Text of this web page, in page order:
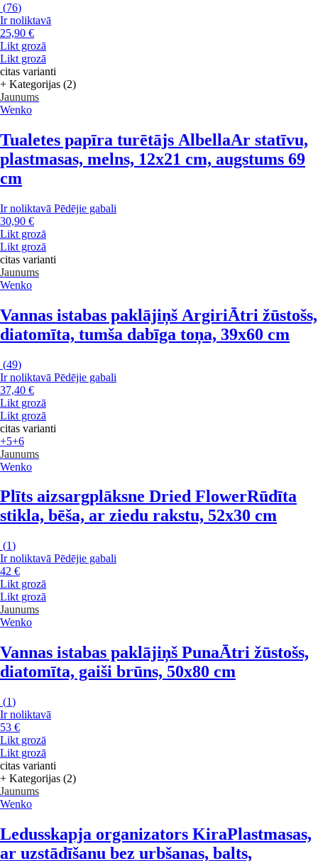
(76)
Ir noliktavā
25,90 €
Likt grozā
Likt grozā
citas varianti
+ Kategorijas (2)
Jaunums
Wenko
Tualetes papīra turētājs AlbellaAr statīvu,
plastmasas, melns, 12x21 cm, augstums 69
cm
Ir noliktavā Pēdējie gabali
30,90 €
Likt grozā
Likt grozā
citas varianti
Jaunums
Wenko
Vannas istabas paklājiņš ArgiriĀtri žūstošs,
diatomīta, tumša dabīga toņa, 39x60 cm
(49)
Ir noliktavā Pēdējie gabali
37,40 €
Likt grozā
Likt grozā
citas varianti
+5+6
Jaunums
Wenko
Plīts aizsargplāksne Dried FlowerRūdīta
stikla, bēša, ar ziedu rakstu, 52x30 cm
(1)
Ir noliktavā Pēdējie gabali
42 €
Likt grozā
Likt grozā
Jaunums
Wenko
Vannas istabas paklājiņš PunaĀtri žūstošs,
diatomīta, gaiši brūns, 50x80 cm
(1)
Ir noliktavā
53 €
Likt grozā
Likt grozā
citas varianti
+ Kategorijas (2)
Jaunums
Wenko
Ledusskapja organizators KiraPlastmasas,
ar uzstādīšanu bez urbšanas, balts,